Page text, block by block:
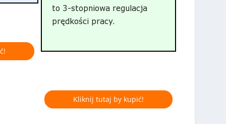
to 3-stopniowa regulacja
prędkości pracy.
Kliknij tutaj by kupić!